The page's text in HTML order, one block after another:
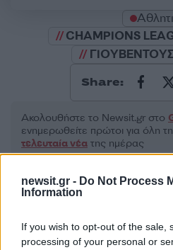
newsit.gr - Do Not Process
Information
If you wish to opt-out of the sale,
processing of your personal or
CHAMPIONS
Share:
Ακολουθήστε το Νewsit.gr στο
ενημερωθείτε πρώτοι για όλη
τελευταία νέα της ημέρας
Πιο